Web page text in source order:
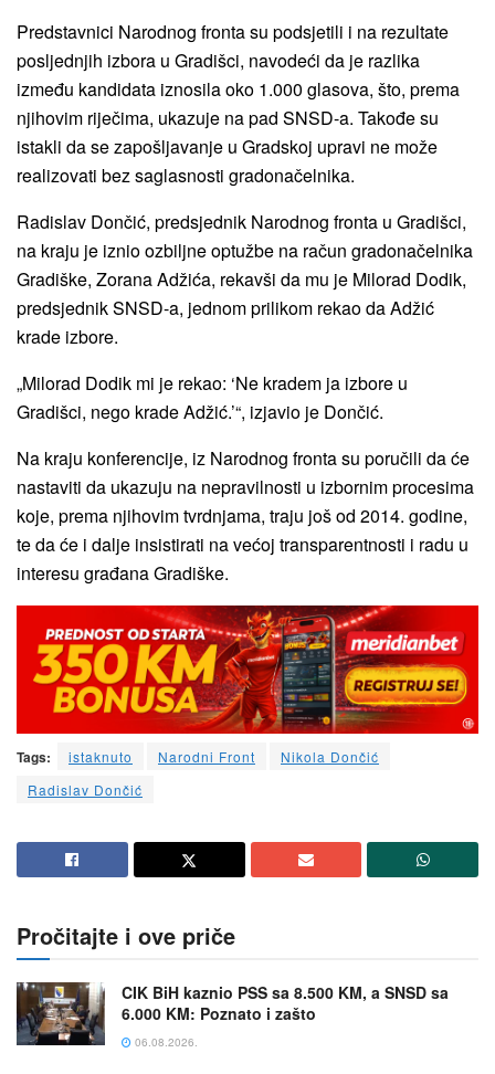
Predstavnici Narodnog fronta su podsjetili i na rezultate
posljednjih izbora u Gradišci, navodeći da je razlika
između kandidata iznosila oko 1.000 glasova, što, prema
njihovim riječima, ukazuje na pad SNSD-a. Takođe su
istakli da se zapošljavanje u Gradskoj upravi ne može
realizovati bez saglasnosti gradonačelnika.
Radislav Dončić, predsjednik Narodnog fronta u Gradišci,
na kraju je iznio ozbiljne optužbe na račun gradonačelnika
Gradiške, Zorana Adžića, rekavši da mu je Milorad Dodik,
predsjednik SNSD-a, jednom prilikom rekao da Adžić
krade izbore.
„Milorad Dodik mi je rekao: ‘Ne kradem ja izbore u
Gradišci, nego krade Adžić.’“, izjavio je Dončić.
Na kraju konferencije, iz Narodnog fronta su poručili da će
nastaviti da ukazuju na nepravilnosti u izbornim procesima
koje, prema njihovim tvrdnjama, traju još od 2014. godine,
te da će i dalje insistirati na većoj transparentnosti i radu u
interesu građana Gradiške.
Tags: istaknuto Narodni Front
Nikola Dončić
Radislav Dončić
Pročitajte i ove priče
CIK BiH kaznio PSS sa 8.500 KM, a SNSD sa
6.000 KM: Poznato i zašto
06.08.2026.